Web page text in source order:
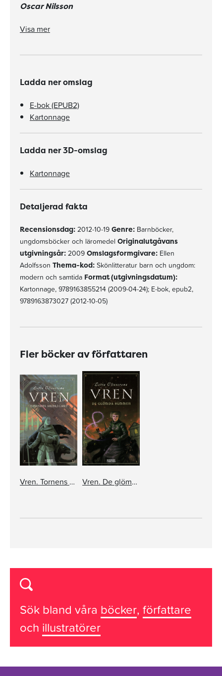
Oscar Nilsson
Visa mer
Ladda ner omslag
E-bok (EPUB2)
Kartonnage
Ladda ner 3D-omslag
Kartonnage
Detaljerad fakta
Recensionsdag: 2012-10-19 Genre: Barnböcker,
ungdomsböcker och läromedel Originalutgåvans
utgivningsår: 2009 Omslagsformgivare: Ellen
Adolfsson Thema-kod: Skönlitteratur barn och ungdom:
modern och samtida Format (utgivningsdatum):
Kartonnage, 9789163855214 (2009-04-24); E-bok, epub2,
9789163873027 (2012-10-05)
Fler böcker av författaren
Vren. Tornens hemlighet Vren. De glömda rummen
Sök bland våra böcker, författare
och illustratörer